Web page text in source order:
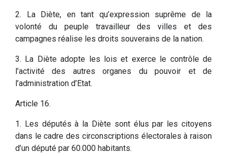
2. La Diète, en tant qu’expression suprême de la
volonté du peuple travailleur des villes et des
campagnes réalise les droits souverains de la nation.
3. La Diète adopte les lois et exerce le contrôle de
l’activité des autres organes du pouvoir et de
l’administration d’Etat.
Article 16.
1. Les députés à la Diète sont élus par les citoyens
dans le cadre des circonscriptions électorales à raison
d’un député par 60.000 habitants.